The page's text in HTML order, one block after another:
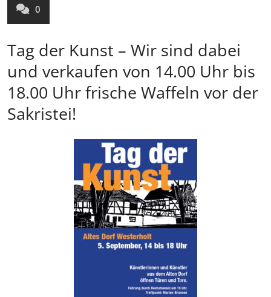
0
Tag der Kunst – Wir sind dabei
und verkaufen von 14.00 Uhr bis
18.00 Uhr frische Waffeln vor der
Sakristei!